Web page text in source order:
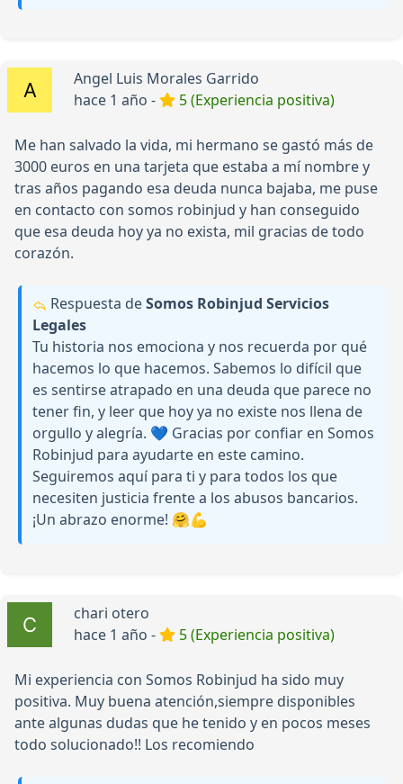
Angel Luis Morales Garrido
hace 1 año -
5 (Experiencia positiva)
Me han salvado la vida, mi hermano se gastó más de
3000 euros en una tarjeta que estaba a mí nombre y
tras años pagando esa deuda nunca bajaba, me puse
en contacto con somos robinjud y han conseguido
que esa deuda hoy ya no exista, mil gracias de todo
corazón.
Respuesta deSomos Robinjud Servicios
Legales
Tu historia nos emociona y nos recuerda por qué
hacemos lo que hacemos. Sabemos lo difícil que
es sentirse atrapado en una deuda que parece no
tener fin, y leer que hoy ya no existe nos llena de
orgullo y alegría. 💙 Gracias por confiar en Somos
Robinjud para ayudarte en este camino.
Seguiremos aquí para ti y para todos los que
necesiten justicia frente a los abusos bancarios.
¡Un abrazo enorme! 🤗💪
chari otero
hace 1 año -
5 (Experiencia positiva)
Mi experiencia con Somos Robinjud ha sido muy
positiva. Muy buena atención,siempre disponibles
ante algunas dudas que he tenido y en pocos meses
todo solucionado!! Los recomiendo